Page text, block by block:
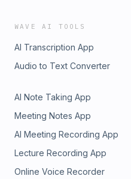
WAVE AI TOOLS
AI Transcription App
Audio to Text Converter
AI Note Taking App
Meeting Notes App
AI Meeting Recording App
Lecture Recording App
Online Voice Recorder